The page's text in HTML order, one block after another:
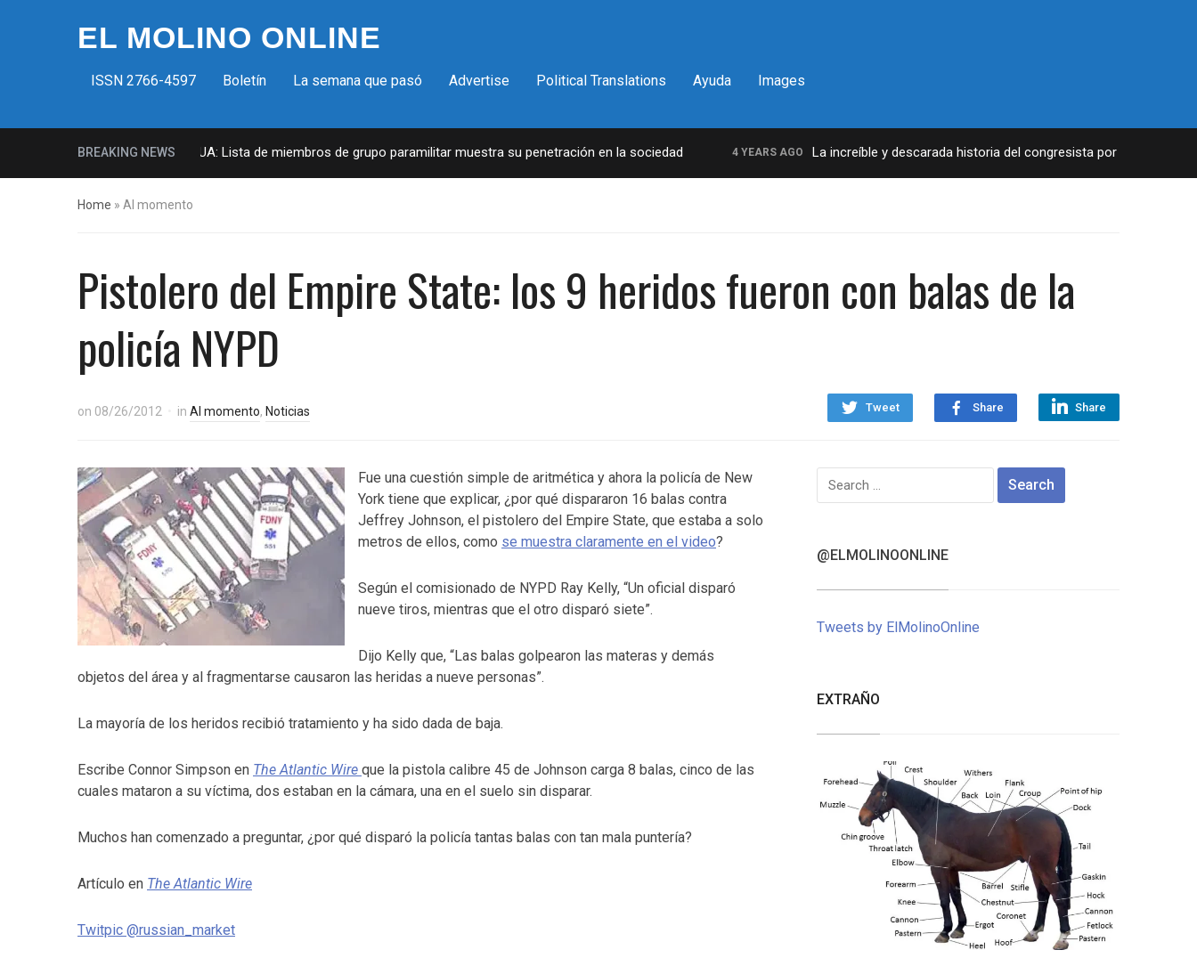
EL MOLINO ONLINE
ISSN 2766-4597 Boletín La semana que pasó Advertise Political Translations Ayuda Images
BREAKING NEWS
Milicias fascistas en EUA: Lista de miembros de grupo paramilitar muestra su penetración en la sociedad 4 YEARS AGO La increíble y descarada historia del congresista por NY George
Home » Al momento
Pistolero del Empire State: los 9 heridos fueron con balas de la
policía NYPD
Tweet Share Share
on 08/26/2012 in Al momento, Noticias
Fue una cuestión simple de aritmética y ahora la policía de New
York tiene que explicar, ¿por qué dispararon 16 balas contra
Jeffrey Johnson, el pistolero del Empire State, que estaba a solo
metros de ellos, como se muestra claramente en el video?
Según el comisionado de NYPD Ray Kelly, “Un oficial disparó
nueve tiros, mientras que el otro disparó siete”.
Dijo Kelly que, “Las balas golpearon las materas y demás
objetos del área y al fragmentarse causaron las heridas a nueve personas”.
La mayoría de los heridos recibió tratamiento y ha sido dada de baja.
Escribe Connor Simpson en The Atlantic Wire que la pistola calibre 45 de Johnson carga 8 balas, cinco de las
cuales mataron a su víctima, dos estaban en la cámara, una en el suelo sin disparar.
Muchos han comenzado a preguntar, ¿por qué disparó la policía tantas balas con tan mala puntería?
Artículo en The Atlantic Wire
Twitpic @russian_market
Search
for:
@ELMOLINOONLINE
Tweets by ElMolinoOnline
EXTRAÑO